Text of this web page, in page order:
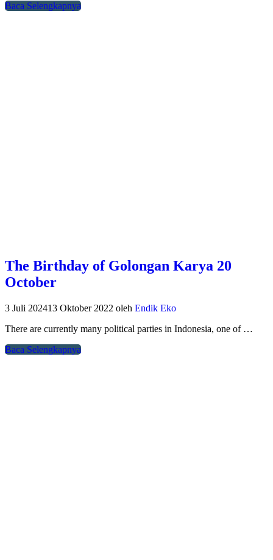
Baca Selengkapnya
The Birthday of Golongan Karya 20
October
3 Juli 202413 Oktober 2022 oleh Endik Eko
There are currently many political parties in Indonesia, one of …
Baca Selengkapnya